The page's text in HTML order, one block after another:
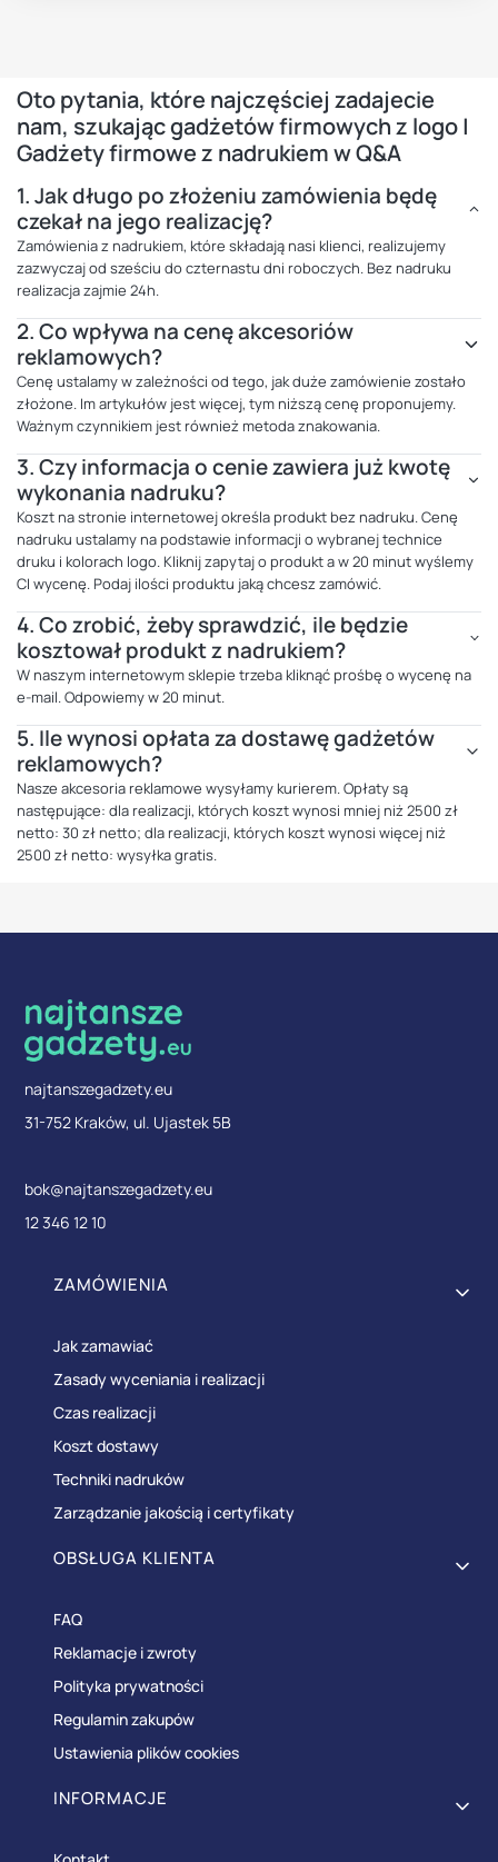
Oto pytania, które najczęściej zadajecie
nam, szukając gadżetów firmowych z logo |
Gadżety firmowe z nadrukiem w Q&A
1.Jak długo po złożeniu zamówienia będę
czekał na jego realizację?
Zamówienia z nadrukiem, które składają nasi klienci, realizujemy
zazwyczaj od sześciu do czternastu dni roboczych. Bez nadruku
realizacja zajmie 24h.
2.Co wpływa na cenę akcesoriów
reklamowych?
Cenę ustalamy w zależności od tego, jak duże zamówienie zostało
złożone. Im artykułów jest więcej, tym niższą cenę proponujemy.
Ważnym czynnikiem jest również metoda znakowania.
3.Czy informacja o cenie zawiera już kwotę
wykonania nadruku?
Koszt na stronie internetowej określa produkt bez nadruku. Cenę
nadruku ustalamy na podstawie informacji o wybranej technice
druku i kolorach logo. Kliknij zapytaj o produkt a w 20 minut wyślemy
CI wycenę. Podaj ilości produktu jaką chcesz zamówić.
4.Co zrobić, żeby sprawdzić, ile będzie
kosztował produkt z nadrukiem?
W naszym internetowym sklepie trzeba kliknąć prośbę o wycenę na
e-mail. Odpowiemy w 20 minut.
5. Ile wynosi opłata za dostawę gadżetów
reklamowych?
Nasze akcesoria reklamowe wysyłamy kurierem. Opłaty są
następujące: dla realizacji, których koszt wynosi mniej niż 2500 zł
netto: 30 zł netto; dla realizacji, których koszt wynosi więcej niż
2500 zł netto: wysyłka gratis.
najtanszegadzety.eu
31-752 Kraków, ul. Ujastek 5B
bok@najtanszegadzety.eu
12 346 12 10
Linki w stopce
ZAMÓWIENIA
Jak zamawiać
Zasady wyceniania i realizacji
Czas realizacji
Koszt dostawy
Techniki nadruków
Zarządzanie jakością i certyfikaty
OBSŁUGA KLIENTA
FAQ
Reklamacje i zwroty
Polityka prywatności
Regulamin zakupów
Ustawienia plików cookies
INFORMACJE